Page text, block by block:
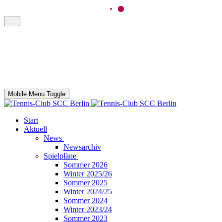
Mobile Menu Toggle
Start
Aktuell
News
Newsarchiv
Spielpläne
Sommer 2026
Winter 2025/26
Sommer 2025
Winter 2024/25
Sommer 2024
Winter 2023/24
Sommer 2023